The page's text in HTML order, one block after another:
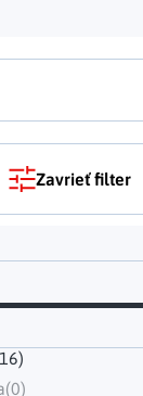
na záhradu
kolekcie
Zavrieť filter
16
0